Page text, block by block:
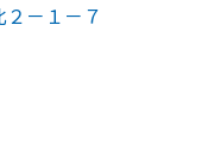
－１－７